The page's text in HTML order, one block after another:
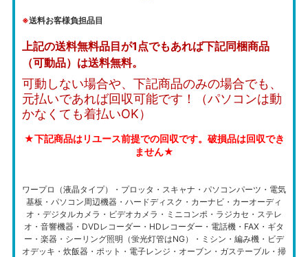
※送料お客様負担品目
上記の送料無料品目が1点でもあれば下記同梱商品
（可動品）は送料無料。
可動しない場合や、下記商品のみの場合でも、
元払いであれば回収可能です！（パソコンは動
かなくても着払いOK）
★下記商品はリユース前提での回収です。破損品は回収でき
ません★
ワープロ（液晶タイプ）・プロッタ・スキャナ・パソコンパーツ・電気
基板・パソコン周辺機器・ハードディスク・カーナビ・カーオーディ
オ・デジタルカメラ・ビデオカメラ・ミニコンポ・ラジカセ・ステレ
オ・音響機器・DVDレコーダー・HDレコーダー・電話機・FAX・ギタ
ー・楽器・シーリング照明（蛍光灯管はNG）・ミシン・編み機・ビデ
オデッキ・炊飯器・ポット・電子レンジ・オーブン・ガステーブル・掃